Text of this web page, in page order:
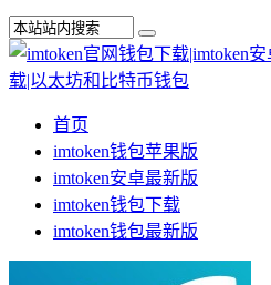
首页
imtoken钱包苹果版
imtoken安卓最新版
imtoken钱包下载
imtoken钱包最新版